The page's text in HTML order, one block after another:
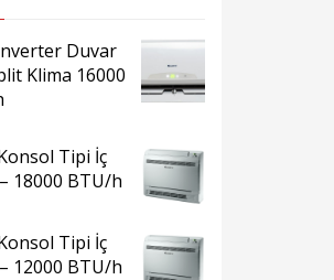
Duvar
Klima 16000
Tipi İç
18000 BTU/h
Tipi İç
12000 BTU/h